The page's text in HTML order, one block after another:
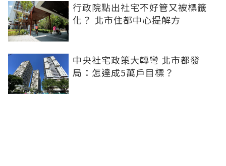
行政院點出社宅不好管又被標籤
化？ 北市住都中心提解方
中央社宅政策大轉彎 北市都發
局：怎達成5萬戶目標？